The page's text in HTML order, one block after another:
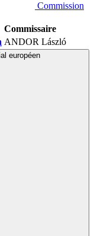
Commission
Commissaire
ANDOR László
européen